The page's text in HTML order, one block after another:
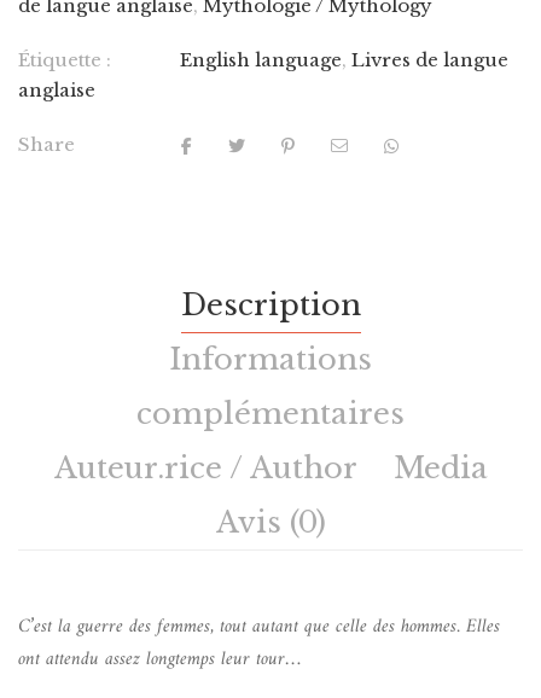
de langue anglaise, Mythologie / Mythology
Étiquette : English language, Livres de langue
anglaise
Share
Description
Informations
complémentaires
Auteur.rice / Author
Media
Avis (0)
C’est la guerre des femmes, tout autant que celle des hommes. Elles
ont attendu assez longtemps leur tour…